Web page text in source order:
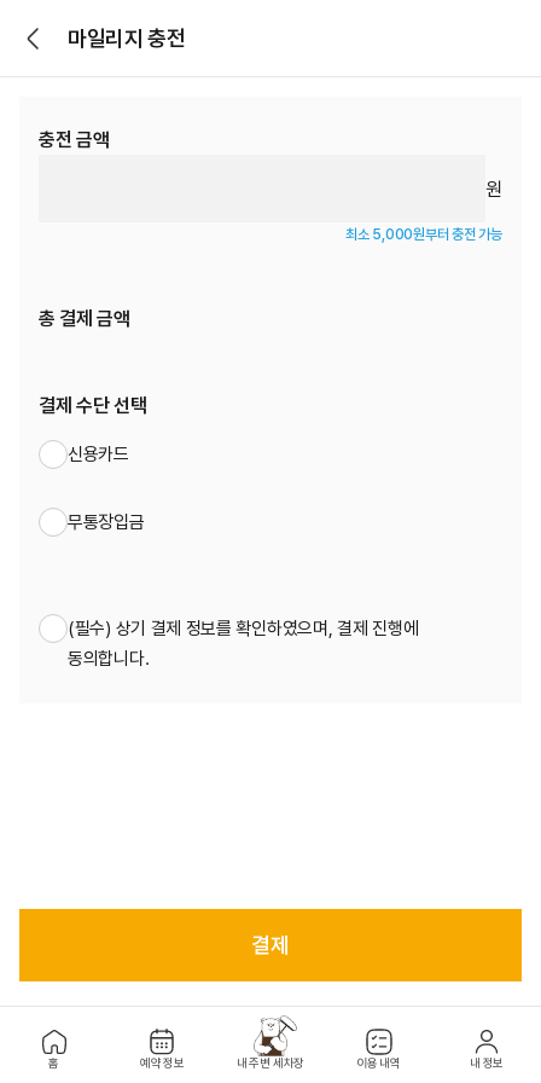
마일리지 충전
충전 금액
원
최소 5,000원부터 충전 가능
총 결제 금액
결제 수단 선택
신용카드
무통장입금
(필수) 상기 결제 정보를 확인하였으며, 결제 진행에
동의합니다.
결제
홈 예약 정보 내 주변 세차장 이용 내역 내 정보